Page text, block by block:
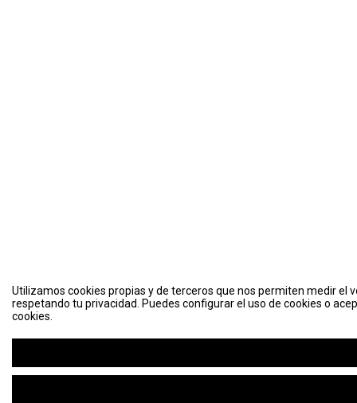
Utilizamos cookies propias y de terceros que nos permiten medir el
respetando tu privacidad. Puedes configurar el uso de cookies o
cookies.